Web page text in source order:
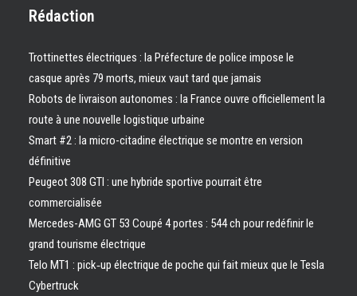
Rédaction
Trottinettes électriques : la Préfecture de police impose le
casque après 79 morts, mieux vaut tard que jamais
Robots de livraison autonomes : la France ouvre officiellement la
route à une nouvelle logistique urbaine
Smart #2 : la micro-citadine électrique se montre en version
définitive
Peugeot 308 GTI : une hybride sportive pourrait être
commercialisée
Mercedes-AMG GT 53 Coupé 4 portes : 544 ch pour redéfinir le
grand tourisme électrique
Telo MT1 : pick‑up électrique de poche qui fait mieux que le Tesla
Cybertruck